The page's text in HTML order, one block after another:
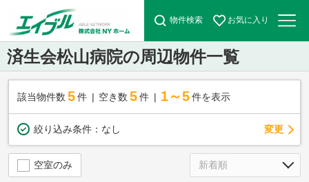
物件検索 お気に入り
済生会松山病院の周辺物件一覧
該当物件数 5件 空き数 5 件 1～5 件を表示
絞り込み条件： なし 変更
空室のみ